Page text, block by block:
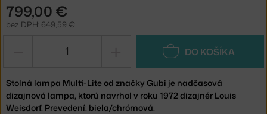
799,00 €
bez DPH: 649,59 €
DO KOŠÍKA
Stolná lampa Multi-Lite od značky Gubi je nadčasová
dizajnová lampa, ktorú navrhol v roku 1972 dizajnér Louis
Weisdorf. Prevedení: biela/chrómová.